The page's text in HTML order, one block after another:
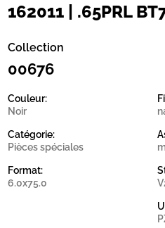
162011 | .65PRL
Collection
00676
Couleur:
Noir
Catégorie:
Pièces spéciales
Format:
6.0x75.0